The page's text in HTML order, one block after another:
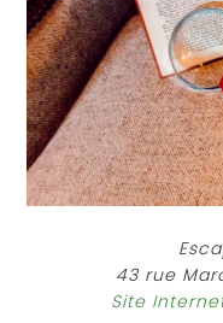
43 rue
Site